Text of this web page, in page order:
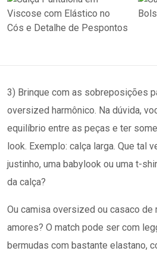
3) Brinque com as sobreposições
oversized harmônico. Na dúvida,
equilíbrio entre as peças e ter
look. Exemplo: calça larga. Que tal
justinho, uma babylook ou uma t-
da calça?
Ou camisa oversized ou casaco
amores? O match pode ser com
bermudas com bastante elastano,